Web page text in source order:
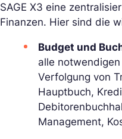
SAGE X3 eine
Finanzen. Hier sind die
Budget und
alle
Verfolgung von
Hauptbuch,
Management,